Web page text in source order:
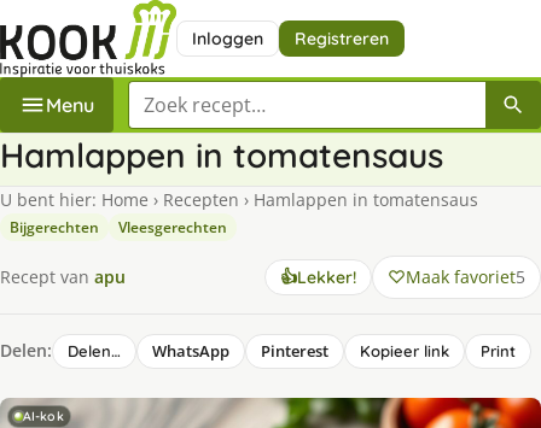
Inloggen Registreren
Menu Zoek een recept
Hamlappen in tomatensaus
U bent hier: Home › Recepten › Hamlappen in tomatensaus
Bijgerechten Vleesgerechten
Recept van apu 👍Lekker! Maak favoriet5
Delen: Delen… WhatsApp Pinterest Kopieer link Print
AI-kok